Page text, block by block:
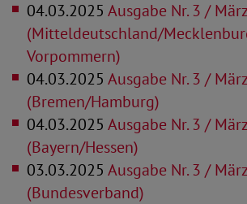
04.03.2025 Ausgabe Nr. 3 /
(Mitteldeutschland/
Vorpommern)
04.03.2025 Ausgabe Nr. 3 /
(Bremen/Hamburg)
04.03.2025 Ausgabe Nr. 3 /
(Bayern/Hessen)
03.03.2025 Ausgabe Nr. 3 /
(Bundesverband)